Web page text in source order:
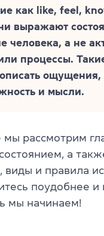
как like, feel,
выражают
человека, а не
процессы.
и мысли.
мы рассмотрим
а
виды и правила
поудобнее и
мы начинаем!